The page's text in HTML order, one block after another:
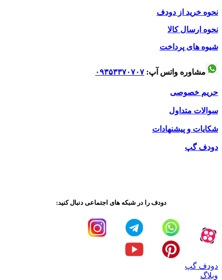
نحوه خرید از دودف
نحوه ارسال کالا
شیوه های پرداخت
مشاوره واتس آپ: ۰۹۳۵۳۳۷۰۷۰۷
حریم خصوصی
سوالات متداول
شکایات و پیشنهادات
دودف گپ
دودف را در شبکه های اجتماعی دنبال کنید:
دودف گپ
وبلاگ